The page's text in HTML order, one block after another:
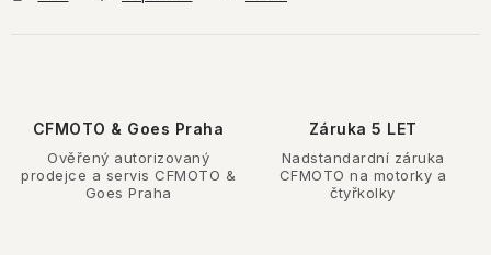
CFMOTO & Goes Praha
Ověřený autorizovaný
prodejce a servis CFMOTO &
Goes Praha
Záruka 5 LET
Nadstandardní záruka
CFMOTO na motorky a
čtyřkolky